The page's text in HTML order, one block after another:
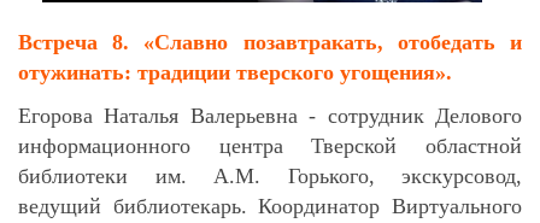
Встреча 8. «Славно позавтракать, отобедать и
отужинать: традиции тверского угощения».
Егорова Наталья Валерьевна - сотрудник Делового
информационного центра Тверской областной
библиотеки им. А.М. Горького, экскурсовод,
ведущий библиотекарь. Координатор Виртуального